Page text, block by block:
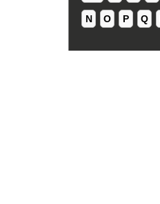
N O P Q